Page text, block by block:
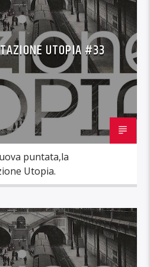
UTOPIA #33
puntata,la
Utopia.